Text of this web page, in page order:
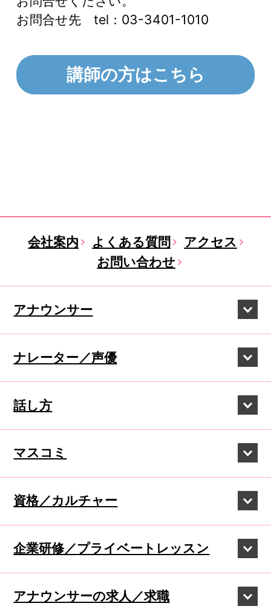
お問合せ先 tel：03-3401-1010
講師の方はこちら
会社案内 よくある質問
アクセス
お問い合わせ
アナウンサー
ナレーター／声優
話し方
マスコミ
資格／カルチャー
企業研修／プライベートレッスン
アナウンサーの求人／求職